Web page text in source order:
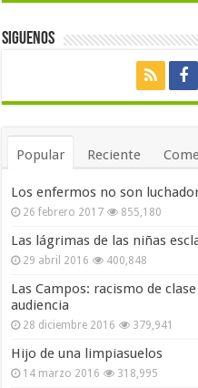
Siguenos
Popular Reciente
Los enfermos no son
26 febrero 2017 855,180
Las lágrimas de las niñas
29 abril 2016 400,848
Las Campos: racismo de
audiencia
28 diciembre 2016 379,941
Hijo de una limpiasuelos
14 marzo 2016 318,995